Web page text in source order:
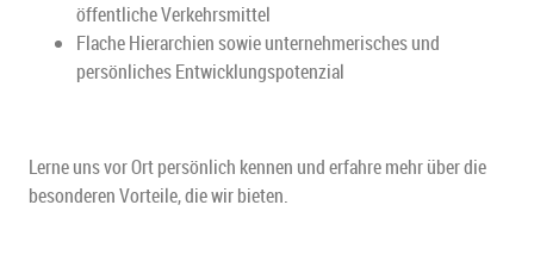
öffentliche Verkehrsmittel
Flache Hierarchien sowie unternehmerisches und
persönliches Entwicklungspotenzial
Lerne uns vor Ort persönlich kennen und erfahre mehr über die
besonderen Vorteile, die wir bieten.